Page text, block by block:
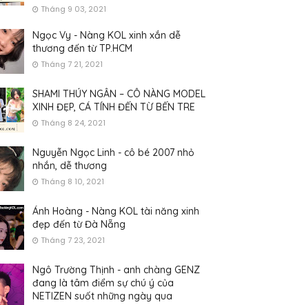
Tháng 9 03, 2021
Ngọc Vy - Nàng KOL xinh xắn dễ
thương đến từ TP.HCM
Tháng 7 21, 2021
SHAMI THÚY NGÂN – CÔ NÀNG MODEL
XINH ĐẸP, CÁ TÍNH ĐẾN TỪ BẾN TRE
Tháng 8 24, 2021
Nguyễn Ngọc Linh - cô bé 2007 nhỏ
nhắn, dễ thương
Tháng 8 10, 2021
Ánh Hoàng - Nàng KOL tài năng xinh
đẹp đến từ Đà Nẵng
Tháng 7 23, 2021
Ngô Trường Thịnh - anh chàng GENZ
đang là tâm điểm sự chú ý của
NETIZEN suốt những ngày qua